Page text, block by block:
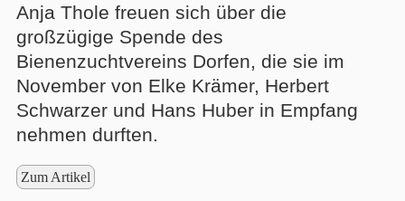
Anja Thole freuen sich über die
großzügige Spende des
Bienenzuchtvereins Dorfen, die sie im
November von Elke Krämer, Herbert
Schwarzer und Hans Huber in Empfang
nehmen durften.
Zum Artikel